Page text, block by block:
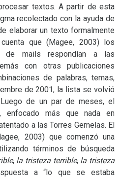
textos. A partir de esta
recolectado con la ayuda de
elaborar un texto formalmente
que (Magee, 2003) los
de mails respondían a las
con otras publicaciones
de palabras, temas,
de 2001, la lista se volvió
de un par de meses, el
enfocado más que nada en
a las Torres Gemelas. El
2003) que comenzó una
términos de búsqueda
, la tristeza terrible, la tristeza
a “lo que se estaba